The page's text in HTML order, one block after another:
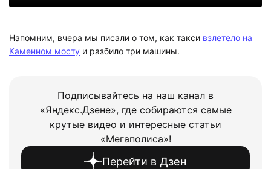
Напомним, вчера мы писали о том, как такси взлетело на
Каменном мосту и разбило три машины.
Подписывайтесь на наш канал в
«Яндекс.Дзене», где собираются самые
крутые видео и интересные статьи
«Мегаполиса»!
Перейти в Дзен